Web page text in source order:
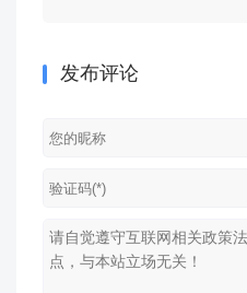
发布评论